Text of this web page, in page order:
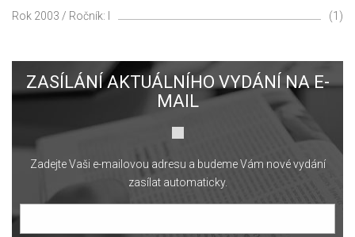
Rok 2003 / Ročník: I (1)
ZASÍLÁNÍ AKTUÁLNÍHO VYDÁNÍ NA E-
MAIL
Zadejte Vaši e-mailovou adresu a budeme Vám nové vydání
zasílat automaticky.